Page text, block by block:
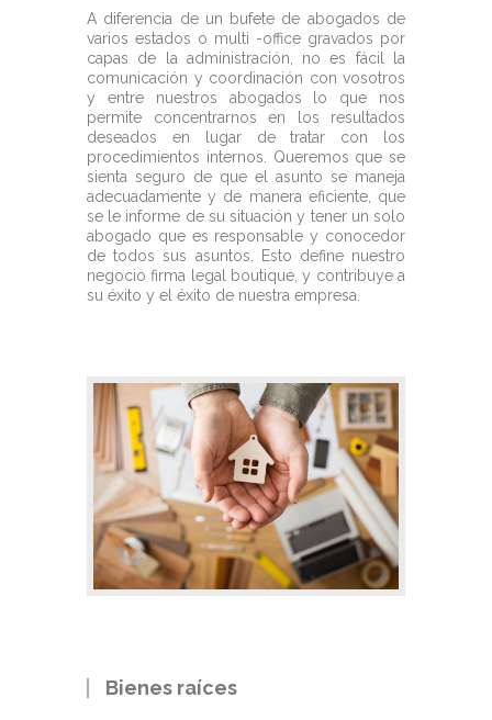
A diferencia de un bufete de abogados de
varios estados o multi -office gravados por
capas de la administración, no es fácil la
comunicación y coordinación con vosotros
y entre nuestros abogados lo que nos
permite concentrarnos en los resultados
deseados en lugar de tratar con los
procedimientos internos. Queremos que se
sienta seguro de que el asunto se maneja
adecuadamente y de manera eficiente, que
se le informe de su situación y tener un solo
abogado que es responsable y conocedor
de todos sus asuntos. Esto define nuestro
negocio firma legal boutique, y contribuye a
su éxito y el éxito de nuestra empresa.
Bienes raíces